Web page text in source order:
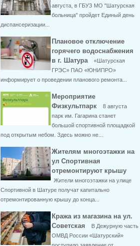
августа, в ГБУЗ МО "Шатурская
больница" пройдет Единый день
диспансеризации...
Плановое отключение
горячего водоснабжения
в г. Шатура
«Шатурская
ГРЭС» ПАО «ЮНИПРО»
информирует о проведении планового ремонта...
Мероприятие
Физкультпарк
8 августа
парк им. Гагарина станет
большой спортивной площадкой
под открытым небом. Здесь можно не...
Жителям многоэтажки на
ул Спортивная
отремонтируют крышу
Жители многоэтажки на улице
Спортивной в Шатуре получат капитально
отремонтированную крышу до конца...
Кража из магазина на ул.
Советская
В Дежурную часть
ОМВД России «Шатурский»